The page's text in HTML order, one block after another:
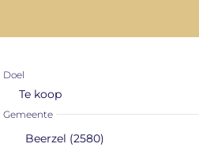
Doel
Te koop
Gemeente
Beerzel (2580)